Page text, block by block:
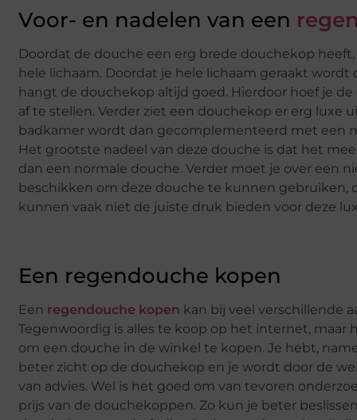
Voor- en nadelen van een
Doordat de douche een erg brede douchekop
hele lichaam. Doordat je hele lichaam geraakt wordt
hangt de douchekop altijd goed. Hierdoor hoef je
af te stellen. Verder ziet een douchekop er erg luxe
badkamer wordt dan gecomplementeerd met een
Het grootste nadeel van deze douche is dat het
dan een normale douche. Verder moet je over een
beschikken om deze douche te kunnen gebruiken,
kunnen vaak niet de juiste druk bieden voor deze
Een regendouche kopen
Een regendouche kopen kan bij veel verschillende
Tegenwoordig is alles te koop op het internet, maar
om een douche in de winkel te kopen. Je hebt,
beter zicht op de douchekop en je wordt door de
van advies. Wel is het goed om van tevoren
prijs van de douchekoppen. Zo kun je beter